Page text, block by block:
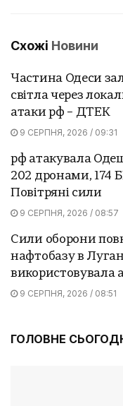
Схожі Новини
Частина Одеси
світла через
атаки рф – ДТЕК
9 СЕРПНЯ, 2026 / 09:31
рф атакувала
202 дронами, 174
Повітряні сили
9 СЕРПНЯ, 2026 / 08:57
Сили оборони
нафтобазу в
використовувала
9 СЕРПНЯ, 2026 / 08:51
ГОЛОВНЕ